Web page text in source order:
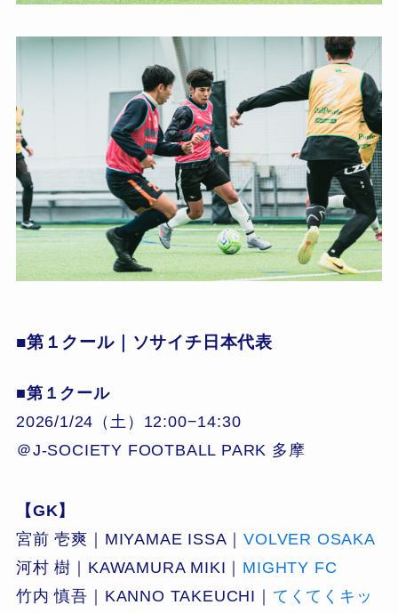
■第１クール｜ソサイチ日本代表
■第１クール
2026/1/24（土）12:00−14:30
＠J-SOCIETY FOOTBALL PARK 多摩
【GK】
宮前 壱爽｜MIYAMAE ISSA｜VOLVER OSAKA
河村 樹｜KAWAMURA MIKI｜ MIGHTY FC
竹内 慎吾｜KANNO TAKEUCHI｜ てくてくキッ